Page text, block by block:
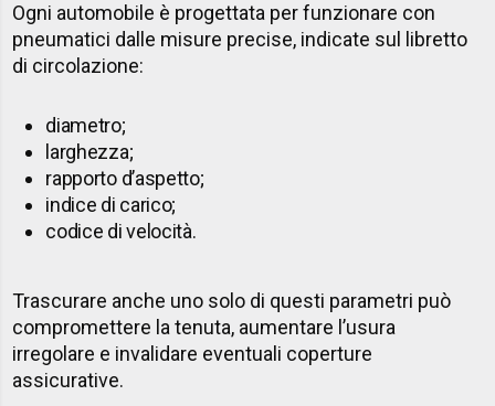
Ogni automobile è progettata per funzionare con
pneumatici dalle misure precise, indicate sul libretto
di circolazione:
diametro;
larghezza;
rapporto d’aspetto;
indice di carico;
codice di velocità.
Trascurare anche uno solo di questi parametri può
compromettere la tenuta, aumentare l’usura
irregolare e invalidare eventuali coperture
assicurative.